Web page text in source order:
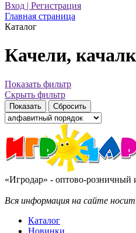
Вход | Регистрация
Главная страница
Каталог
Качели,
Показать фильтр
Скрыть фильтр
«Игродар» - оптово-розничный
Вся информация на сайте
Каталог
Новинки